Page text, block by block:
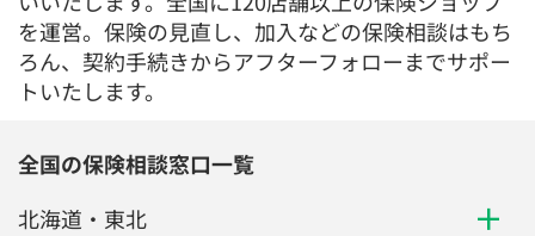
を運営。保険の見直し、加入などの保険相談はもち
ろん、契約手続きからアフターフォローまでサポー
トいたします。
全国の保険相談窓口一覧
北海道・東北